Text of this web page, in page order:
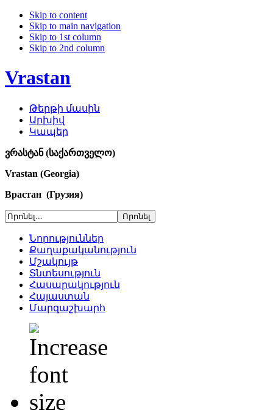
Skip to content
Skip to main navigation
Skip to 1st column
Skip to 2nd column
Vrastan
Թերթի մասին
Արխիվ
Կապեր
ვრასტან (საქართველო)
Vrastan (Georgia)
Врастан (Грузия)
Նորություններ
Քաղաքականություն
Մշակույթ
Տնտեսություն
Հասարակություն
Հայաստան
Մարզաշխարհ